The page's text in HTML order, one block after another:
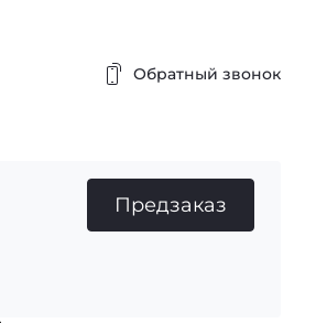
Обратный звонок
Предзаказ